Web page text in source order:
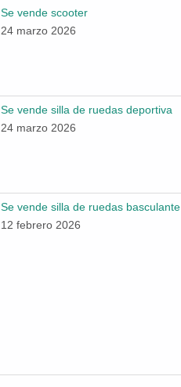
Se vende scooter
24 marzo 2026
Se vende silla de ruedas deportiva
24 marzo 2026
Se vende silla de ruedas basculante
12 febrero 2026